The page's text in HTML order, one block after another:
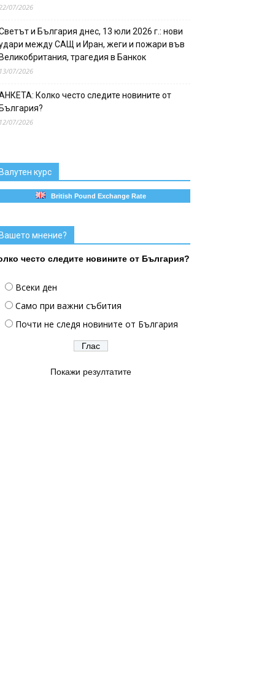
07/2026
и България днес, 13 юли 2026 г.: нови
между САЩ и Иран, жеги и пожари във
трагедия в Банкок
07/2026
Колко често следите новините от
07/2026
курс
British Pound Exchange Rate
мнение?
често следите новините от България?
Всеки ден
Само при важни събития
Почти не следя новините от България
Покажи резултатите